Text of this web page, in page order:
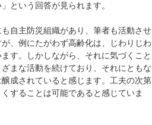
という回答が見られます。
自主防災組織があり、筆者も活動させ
、例にたがわず高齢化は、じわりじわ
す。しかしながら、それに気づくこと
まな活動を続けており、それにともな
成されていると感じます。工夫の次第
することは可能であると感じていま